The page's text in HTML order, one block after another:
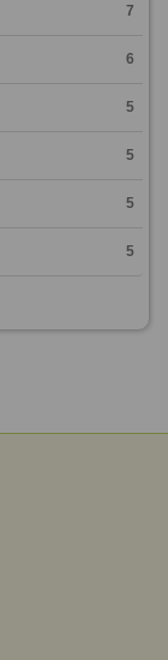
7
6
5
5
5
5